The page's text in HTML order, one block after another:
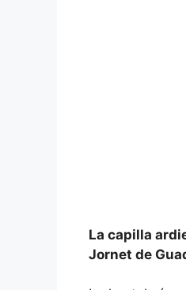
La capilla
Jornet de